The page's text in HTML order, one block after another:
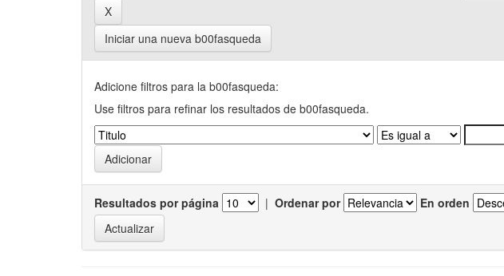
Iniciar una nueva b00fasqueda
Adicione filtros para la b00fasqueda:
Use filtros para refinar los resultados de b00fasqueda.
Resultados por página | Ordenar por En orden